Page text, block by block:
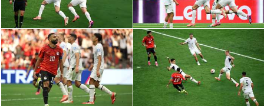
أقسام خاصة
Gamers
ميركاتو
تحقيق في الجول